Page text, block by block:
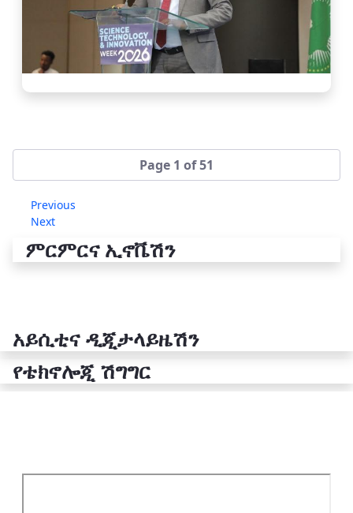
Page 1 of 51
Previous
Next
ምርምርና ኢኖቬሽን
አይሲቲና ዲጂታላይዜሽን
የቴክኖሎጂ ሽግግር